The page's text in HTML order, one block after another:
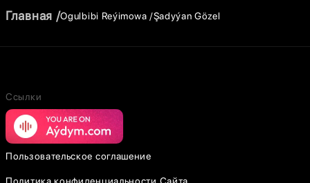
Главная Ogulbibi Reýimowa Şadyýan Gözel
Ссылки
Пользовательское соглашение